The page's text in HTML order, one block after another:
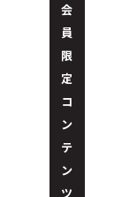
会
員
限
定
コ
ン
テ
ン
ツ